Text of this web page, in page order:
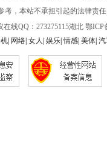
考，本站不承担引起的法律
线QQ：273275115湖北 鄂ICP
| 网络| 女人 娱乐|情感| 美体| 汽